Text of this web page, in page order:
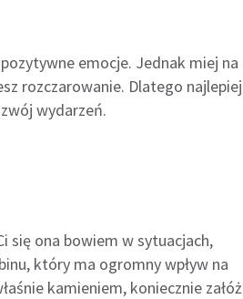
emocje. Jednak miej na
rozczarowanie. Dlatego najlepiej
wydarzeń.
się ona bowiem w sytuacjach,
który ma ogromny wpływ na
kamieniem, koniecznie załóż